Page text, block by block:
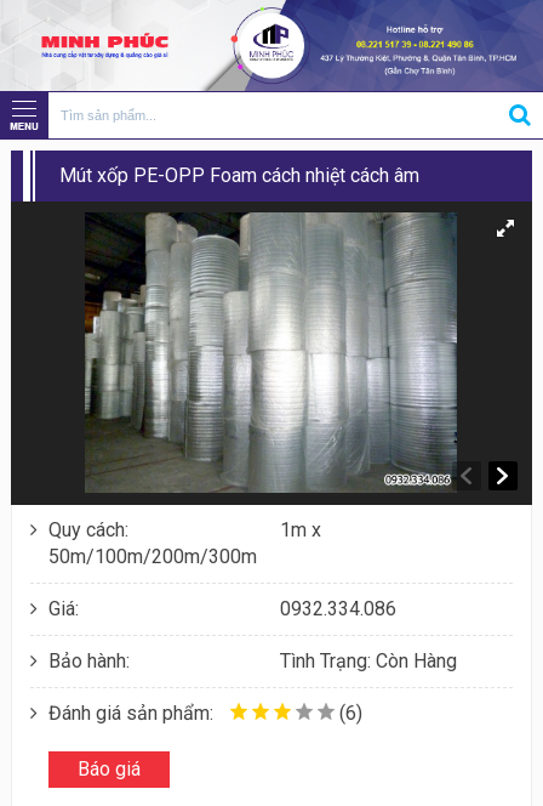
Mút xốp PE-OPP Foam cách nhiệt cách âm
Quy cách:
1m x
50m/100m/200m/300m
Giá: 0932.334.086
Bảo hành: Tình Trạng: Còn Hàng
Đánh giá sản phẩm: (6)
Báo giá